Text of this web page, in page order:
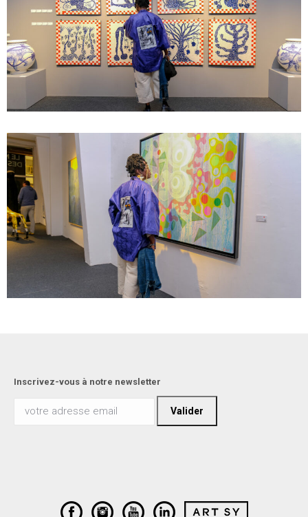
Inscrivez-vous à notre newsletter